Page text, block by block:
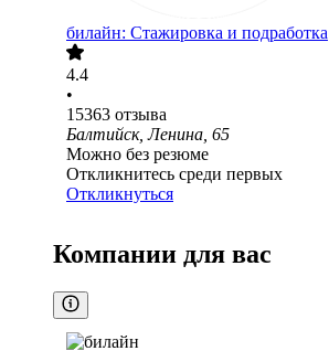
билайн: Стажировка и подработка
4.4
•
15363 отзыва
Балтийск, Ленина, 65
Можно без резюме
Откликнитесь среди первых
Откликнуться
Компании для вас